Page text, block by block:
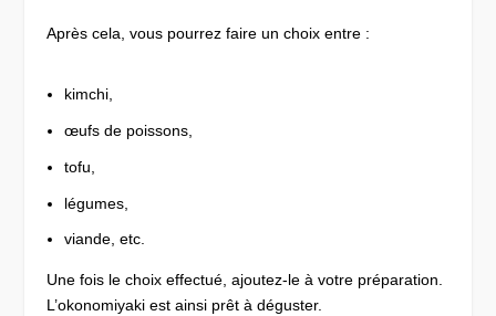
Après cela, vous pourrez faire un choix entre :
kimchi,
œufs de poissons,
tofu,
légumes,
viande, etc.
Une fois le choix effectué, ajoutez-le à votre préparation.
L’okonomiyaki est ainsi prêt à déguster.